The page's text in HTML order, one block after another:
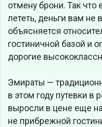
отмену брони. Так что
лететь, деньги вам не
объясняется
гостиничной базой и
дорогие
Эмираты —
в этом году путевки в
выросли в цене еще
не прибрежной